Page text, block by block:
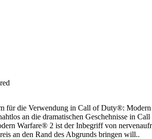
für die Verwendung in Call of Duty®:
an die dramatischen Geschehnisse in
Warfare® 2 ist der Inbegriff von
an den Rand des Abgrunds bringen will..